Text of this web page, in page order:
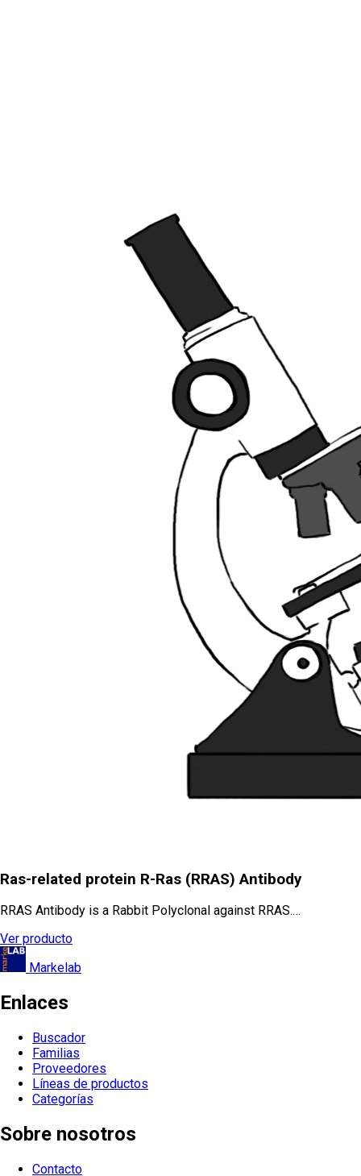
Ras-related protein R-Ras (RRAS) Antibody
RRAS Antibody is a Rabbit Polyclonal against RRAS.…
Ver producto
Markelab
Enlaces
Buscador
Familias
Proveedores
Líneas de productos
Categorías
Sobre nosotros
Contacto